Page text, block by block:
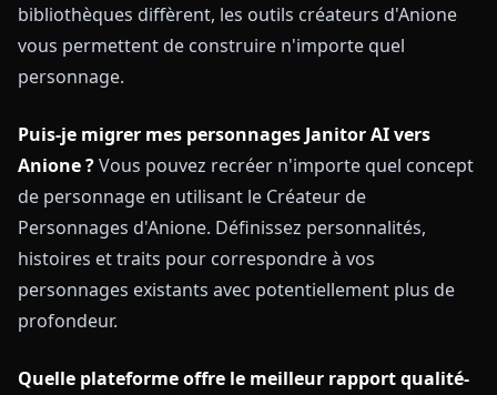
bibliothèques diffèrent, les outils créateurs d'Anione
vous permettent de construire n'importe quel
personnage.
Puis-je migrer mes personnages Janitor AI vers
Anione ?Vous pouvez recréer n'importe quel concept
de personnage en utilisant le Créateur de
Personnages d'Anione. Définissez personnalités,
histoires et traits pour correspondre à vos
personnages existants avec potentiellement plus de
profondeur.
Quelle plateforme offre le meilleur rapport qualité-